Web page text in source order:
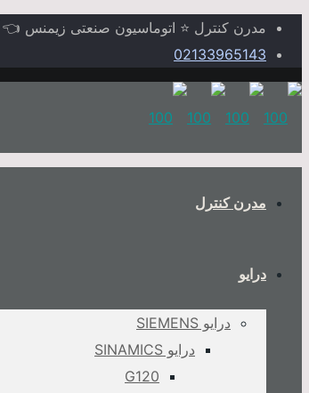
مدرن کنترل ⭐ اتوماسیون صنعتی زیمنس 👈
02133965143
مدرن کنترل
درایو
درایو SIEMENS
درایو SINAMICS
G120